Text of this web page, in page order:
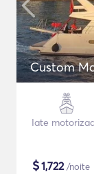
Custom
Iate
$1,722/noite